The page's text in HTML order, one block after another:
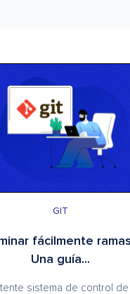
GIT
fácilmente
Una guía...
sistema de control